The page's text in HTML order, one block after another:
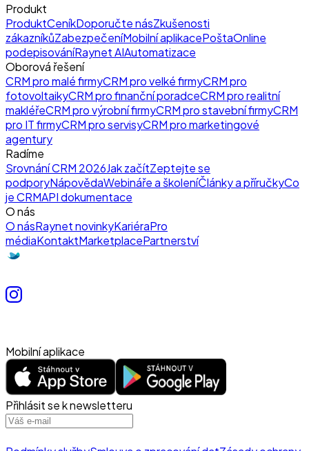
Produkt
ProduktCeníkDoporučte násZkušenosti
zákazníkůZabezpečeníMobilní aplikacePoštaOnline
podepisováníRaynet AIAutomatizace
Oborová řešení
CRM pro malé firmyCRM pro velké firmyCRM pro
fotovoltaikyCRM pro finanční poradceCRM pro realitní
makléřeCRM pro výrobní firmyCRM pro stavební firmyCRM
pro IT firmyCRM pro servisyCRM pro marketingové
agentury
Radíme
Srovnání CRM 2026Jak začítZeptejte se
podporyNápovědaWebináře a školeníČlánky a příručkyCo
je CRMAPI dokumentace
O nás
O násRaynet novinkyKariéraPro
médiaKontaktMarketplacePartnerství
Mobilní aplikace
Přihlásit se k newsletteru